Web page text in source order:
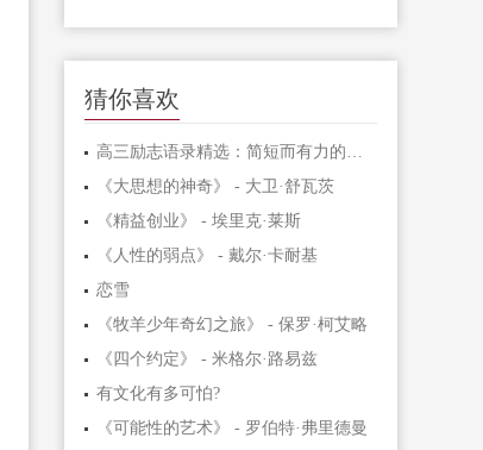
猜你喜欢
高三励志语录精选：简短而有力的激励句子
《大思想的神奇》 - 大卫·舒瓦茨
《精益创业》 - 埃里克·莱斯
《人性的弱点》 - 戴尔·卡耐基
恋雪
《牧羊少年奇幻之旅》 - 保罗·柯艾略
《四个约定》 - 米格尔·路易兹
有文化有多可怕?
《可能性的艺术》 - 罗伯特·弗里德曼